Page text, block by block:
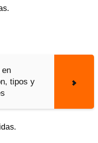
tipos y